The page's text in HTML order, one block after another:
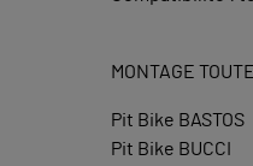
MONTAGE
Pit Bike BASTOS
Pit Bike BUCCI